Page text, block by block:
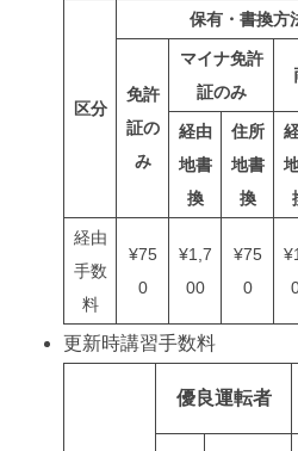
区分
保有・書換方
免許
証の
み
マイナ免許
証のみ
経由
地書
換
住所
地書
換
経由
手数
料
¥75
0
¥1,7
00
¥75
0
更新時講習手数料
優良運転者